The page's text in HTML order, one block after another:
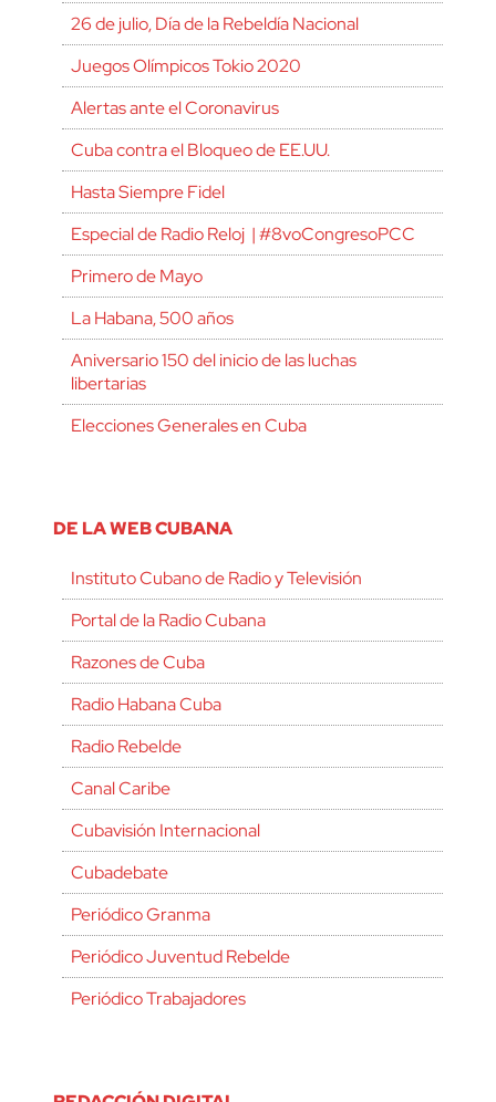
26 de julio, Día de la Rebeldía Nacional
Juegos Olímpicos Tokio 2020
Alertas ante el Coronavirus
Cuba contra el Bloqueo de EE.UU.
Hasta Siempre Fidel
Especial de Radio Reloj | #8voCongresoPCC
Primero de Mayo
La Habana, 500 años
Aniversario 150 del inicio de las luchas
libertarias
Elecciones Generales en Cuba
DE LA WEB CUBANA
Instituto Cubano de Radio y Televisión
Portal de la Radio Cubana
Razones de Cuba
Radio Habana Cuba
Radio Rebelde
Canal Caribe
Cubavisión Internacional
Cubadebate
Periódico Granma
Periódico Juventud Rebelde
Periódico Trabajadores